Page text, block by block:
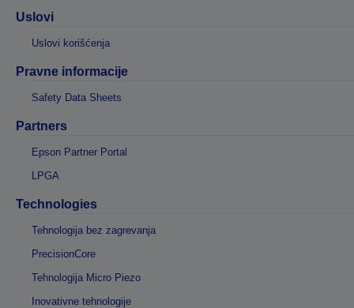
Uslovi
Uslovi korišćenja
Pravne informacije
Safety Data Sheets
Partners
Epson Partner Portal
LPGA
Technologies
Tehnologija bez zagrevanja
PrecisionCore
Tehnologija Micro Piezo
Inovativne tehnologije